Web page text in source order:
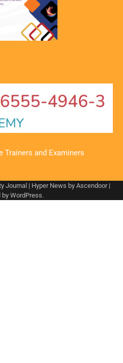
Trainers and Examiners
Journal | Hyper News by Ascendoor|
by WordPress.